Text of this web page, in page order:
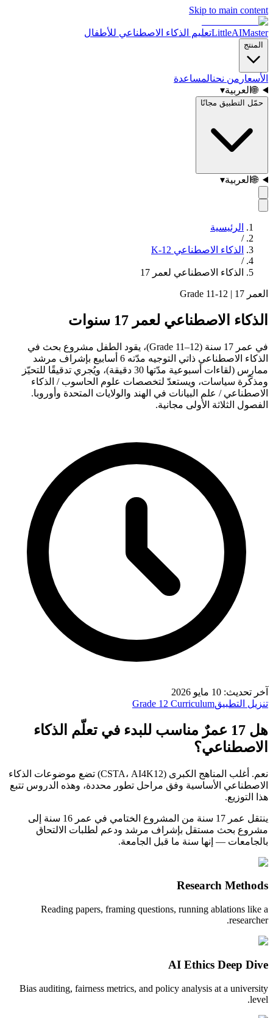
Skip to main content
LittleAIMasterتعليم الذكاء الاصطناعي للأطفال
المنتج
الأسعار من نحنالمساعدة
🌐العربية▾
حمّل التطبيق مجانًا
🌐العربية▾
الرئيسية
/
الذكاء الاصطناعي K-12
/
الذكاء الاصطناعي لعمر 17
العمر 17 | Grade 11-12
الذكاء الاصطناعي لعمر 17 سنوات
في عمر 17 سنة (Grade 11–12)، يقود الطفل مشروع بحث في
الذكاء الاصطناعي ذاتي التوجيه مدّته 6 أسابيع بإشراف مرشد
ممارِس (لقاءات أسبوعية مدّتها 30 دقيقة)، ويُجري تدقيقًا للتحيّز
ومذكّرة سياسات، ويستعدّ لتخصصات علوم الحاسوب / الذكاء
الاصطناعي / علم البيانات في الهند والولايات المتحدة وأوروبا.
الفصول الثلاثة الأولى مجانية.
آخر تحديث: 10 مايو 2026
تنزيل التطبيقGrade 12 Curriculum
هل 17 عمرٌ مناسب للبدء في تعلّم الذكاء
الاصطناعي؟
نعم. أغلب المناهج الكبرى (CSTA، AI4K12) تضع موضوعات الذكاء
الاصطناعي الأساسية وفق مراحل تطور محددة، وهذه الدروس تتبع
هذا التوزيع.
ينتقل عمر 17 سنة من المشروع الختامي في عمر 16 سنة إلى
مشروع بحث مستقل بإشراف مرشد ودعم لطلبات الالتحاق
بالجامعات — إنها سنة ما قبل الجامعة.
Research Methods
Reading papers, framing questions, running ablations like a
researcher.
AI Ethics Deep Dive
Bias auditing, fairness metrics, and policy analysis at a university
level.